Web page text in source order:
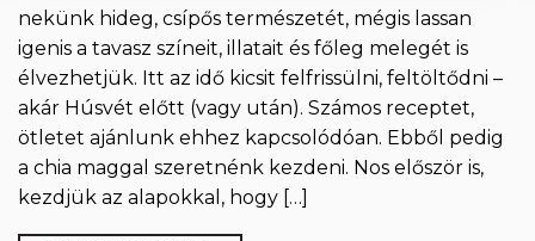
nekünk hideg, csípős természetét, mégis lassan
igenis a tavasz színeit, illatait és főleg melegét is
élvezhetjük. Itt az idő kicsit felfrissülni, feltöltődni –
akár Húsvét előtt (vagy után). Számos receptet,
ötletet ajánlunk ehhez kapcsolódóan. Ebből pedig
a chia maggal szeretnénk kezdeni. Nos először is,
kezdjük az alapokkal, hogy […]